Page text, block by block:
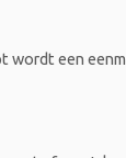
wordt een